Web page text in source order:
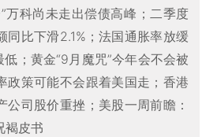
万科尚未走出偿债高峰；二季度
同比下滑2.1%；法国通胀率放缓
；黄金“9月魔咒”今年会不会被
政策可能不会跟着美国走；香港
公司股价重挫；美股一周前瞻：
褐皮书